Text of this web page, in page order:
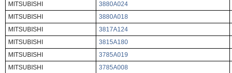
MITSUBISHI
3880A024
MITSUBISHI
3880A018
MITSUBISHI
3817A124
MITSUBISHI
3815A180
MITSUBISHI
3785A019
MITSUBISHI
3785A008